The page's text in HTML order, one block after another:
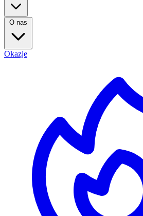
O nas
Okazje